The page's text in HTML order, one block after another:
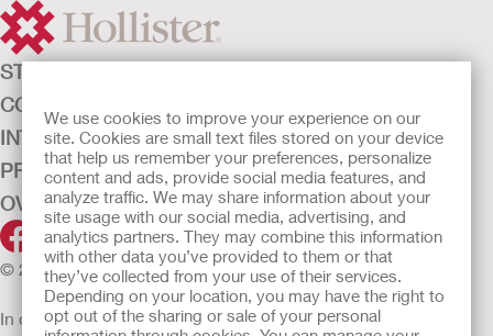
We use cookies to improve your experience on our
site. Cookies are small text files stored on your device
that help us remember your preferences, personalize
content and ads, provide social media features, and
analyze traffic. We may share information about your
site usage with our social media, advertising, and
analytics partners. They may combine this information
with other data you’ve provided to them or that
they’ve collected from your use of their services.
Depending on your location, you may have the right to
opt out of the sharing or sale of your personal
STOMAZORG
CONTINENTIEZORG
INTENSIEVE ZORG
PRODUCTEN
OVER ONS
© 2026 Hollister Incorporated
In de EU verkochte medische hulpmiddelen dienen